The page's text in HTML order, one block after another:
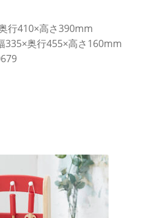
行410×高さ390mm
奥行455×高さ160mm